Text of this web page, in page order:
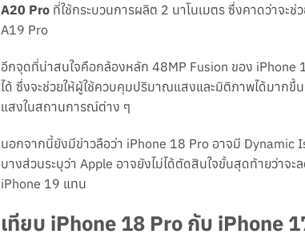
A20 Proที่ใช้กระบวนการผลิต 2 นาโนเมตร ซึ่งคาดว่าจะ
A19 Pro
อีกจุดที่น่าสนใจคือกล้องหลัก 48MP Fusion ของ iPhone
ได้ ซึ่งจะช่วยให้ผู้ใช้ควบคุมปริมาณแสงและมิติภาพได้มากขึ้
แสงในสถานการณ์ต่าง ๆ
นอกจากนี้ยังมีข่าวลือว่า iPhone 18 Pro อาจมี Dynamic
บางส่วนระบุว่า Apple อาจยังไม่ได้ตัดสินใจขั้นสุดท้ายว่าจ
iPhone 19 แทน
เทียบ iPhone 18 Pro กับ iPhone